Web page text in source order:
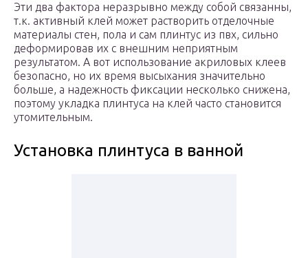
Эти два фактора неразрывно между собой связанны,
т.к. активный клей может растворить отделочные
материалы стен, пола и сам плинтус из пвх, сильно
деформировав их с внешним неприятным
результатом. А вот использование акриловых клеев
безопасно, но их время высыхания значительно
больше, а надежность фиксации несколько снижена,
поэтому укладка плинтуса на клей часто становится
утомительным.
Установка плинтуса в ванной